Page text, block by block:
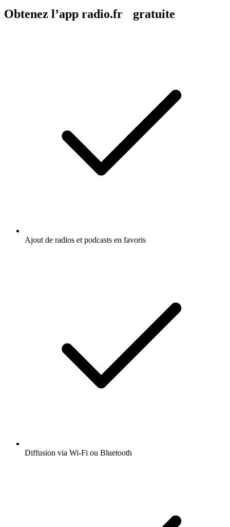
Obtenez l’app radio.fr gratuite
Ajout de radios et podcasts en favoris
Diffusion via Wi-Fi ou Bluetooth